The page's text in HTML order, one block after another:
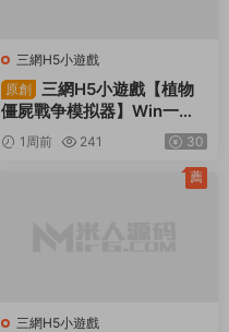
三網H5小遊戲
原創
三網H5小遊戲【植物
僵屍戰争模拟器】Win一鍵
服務端+Linux手工服務端
+視頻架設教程
1周前 241 30
三網H5小遊戲
薦